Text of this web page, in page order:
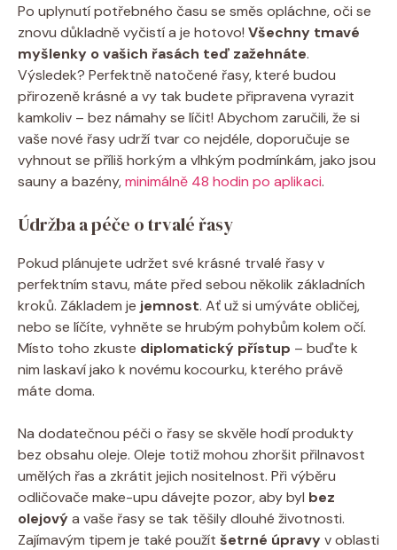
Po uplynutí potřebného času se směs opláchne, oči se
znovu důkladně vyčistí a je hotovo! Všechny tmavé
myšlenky o vašich řasách teď zažehnáte.
Výsledek? Perfektně natočené řasy, které budou
přirozeně krásné a vy tak budete připravena vyrazit
kamkoliv – bez námahy se líčit! Abychom zaručili, že si
vaše nové řasy udrží tvar co nejdéle, doporučuje se
vyhnout se příliš horkým a vlhkým podmínkám, jako jsou
sauny a bazény,minimálně 48 hodin po aplikaci.
Údržba a péče o trvalé řasy
Pokud plánujete udržet své krásné trvalé řasy v
perfektním stavu, máte před sebou několik základních
kroků. Základem je jemnost. Ať už si umýváte obličej,
nebo se líčíte, vyhněte se hrubým pohybům kolem očí.
Místo toho zkuste diplomatický přístup – buďte k
nim laskaví jako k novému kocourku, kterého právě
máte doma.
Na dodatečnou péči o řasy se skvěle hodí produkty
bez obsahu oleje. Oleje totiž mohou zhoršit přilnavost
umělých řas a zkrátit jejich nositelnost. Při výběru
odličovače make-upu dávejte pozor, aby byl bez
olejovýa vaše řasy se tak těšily dlouhé životnosti.
Zajímavým tipem je také použít šetrné úpravyv oblasti